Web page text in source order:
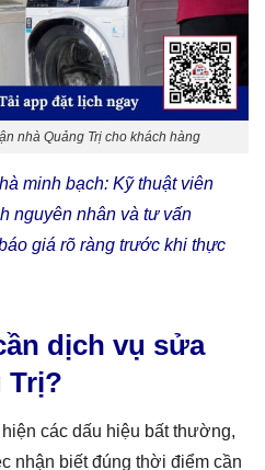
nhà Quảng Trị cho khách hàng
minh bạch: Kỹ thuật viên
nguyên nhân và tư vấn
giá rõ ràng trước khi thực
dịch vụ sửa
Trị?
các dấu hiệu bất thường,
nhận biết đúng thời điểm cần